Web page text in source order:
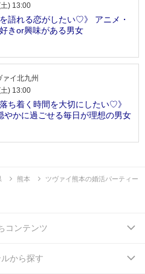
) 13:00
を語れる恋がしたい♡》 アニメ・
きor興味がある男女
ァイ北九州
) 13:00
落ち着く時間を大切にしたい♡》
やかに過ごせる毎日が理想の男女
熊本 ツヴァイ熊本の婚活パーティー
コンテンツ
から探す